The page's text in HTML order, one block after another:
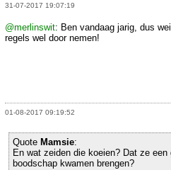
31-07-2017 19:07:19
@merlinswit: Ben vandaag jarig, dus
regels wel door nemen!
01-08-2017 09:19:52
Quote Mamsie:
En wat zeiden die koeien? Dat ze een
boodschap kwamen brengen?